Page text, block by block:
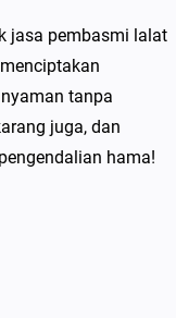
jasa pembasmi lalat
tanpa
juga, dan
hama!